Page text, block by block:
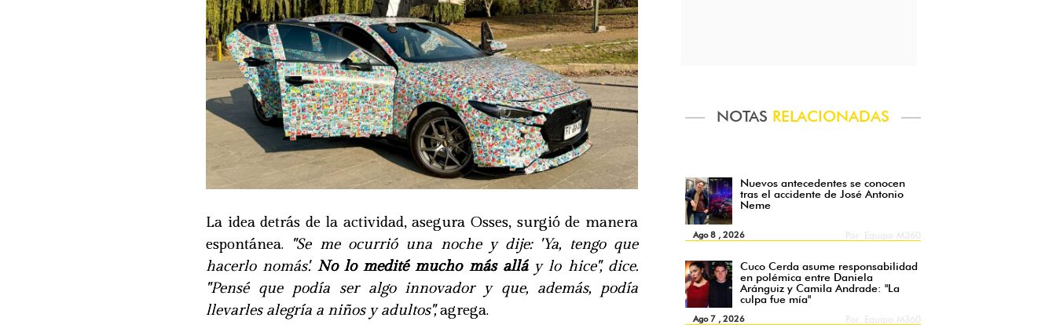
NOTAS RELACIONADAS
Nuevos antecedentes se conocen
tras el accidente de José Antonio
Neme
Ago 8 , 2026
Cuco Cerda asume responsabilidad
en polémica entre Daniela
Aránguiz y Camila Andrade: "La
culpa fue mía"
Ago 7 , 2026
La idea detrás de la actividad, asegura Osses, surgió de manera
espontánea.
"Se me ocurrió una noche y dije: 'Ya, tengo que
hacerlo nomás'. No lo medité mucho más alláy lo hice", dice.
"Pensé que podía ser algo innovador y que, además, podía
llevarles alegría a niños y adultos",agrega.